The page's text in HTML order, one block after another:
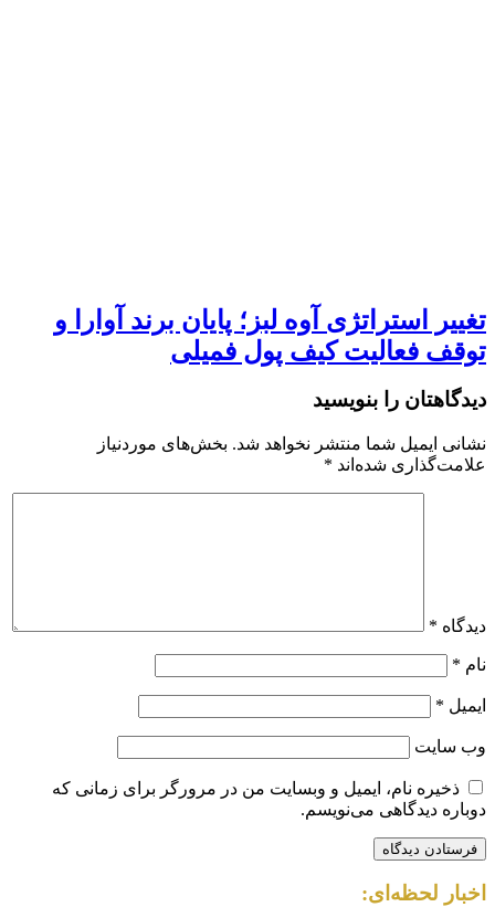
تغییر استراتژی آوه لبز؛ پایان برند آوارا و
توقف فعالیت کیف پول فمیلی
دیدگاهتان را بنویسید
نشانی ایمیل شما منتشر نخواهد شد. بخش‌های موردنیاز
علامت‌گذاری شده‌اند *
دیدگاه *
نام *
ایمیل *
وب‌ سایت
ذخیره نام، ایمیل و وبسایت من در مرورگر برای زمانی که
دوباره دیدگاهی می‌نویسم.
اخبار لحظه‌ای: